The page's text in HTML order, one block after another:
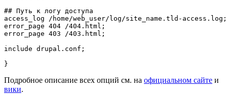
## Путь к логу доступа
access_log
/ home /web_user/ log /site_name.tld-access.log;
error_page 404 /404 .html;
error_page 403 /403 .html;
include drupal.conf;
}
Подробное описание всех опций см. на официальном сайте и
вики.